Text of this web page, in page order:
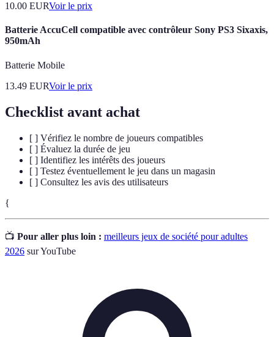
10.00 EURVoir le prix
Batterie AccuCell compatible avec contrôleur Sony PS3 Sixaxis,
950mAh
Batterie Mobile
13.49 EURVoir le prix
Checklist avant achat
[ ] Vérifiez le nombre de joueurs compatibles
[ ] Évaluez la durée de jeu
[ ] Identifiez les intérêts des joueurs
[ ] Testez éventuellement le jeu dans un magasin
[ ] Consultez les avis des utilisateurs
{
📺 Pour aller plus loin : meilleurs jeux de société pour adultes
2026 sur YouTube